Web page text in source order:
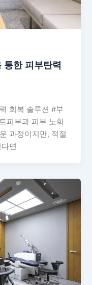
통한 피부탄력
회복 솔루션 #부
피부과 피부 노화
과정이지만, 적절
면